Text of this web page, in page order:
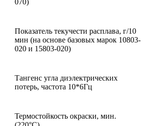
070)
Показатель текучести расплава, г/10
мин (на основе базовых марок 10803-
020 и 15803-020)
Тангенс угла диэлектрических
потерь, частота 10*6Гц
Термостойкость окраски, мин.